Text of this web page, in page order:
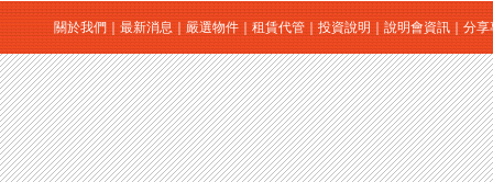
關於我們 最新消息 嚴選物件 租賃代管 投資說明 說明會資訊 分享
日本房地產
｜
日本買房
｜
日本購屋
｜
日本投資
｜
大江戶房屋有限公司